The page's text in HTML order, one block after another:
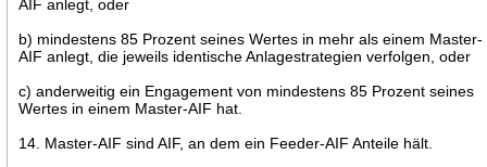
AIF anlegt, oder
b) mindestens 85 Prozent seines Wertes in mehr als einem Master-
AIF anlegt, die jeweils identische Anlagestrategien verfolgen, oder
c) anderweitig ein Engagement von mindestens 85 Prozent seines
Wertes in einem Master-AIF hat.
14. Master-AIF sind AIF, an dem ein Feeder-AIF Anteile hält.